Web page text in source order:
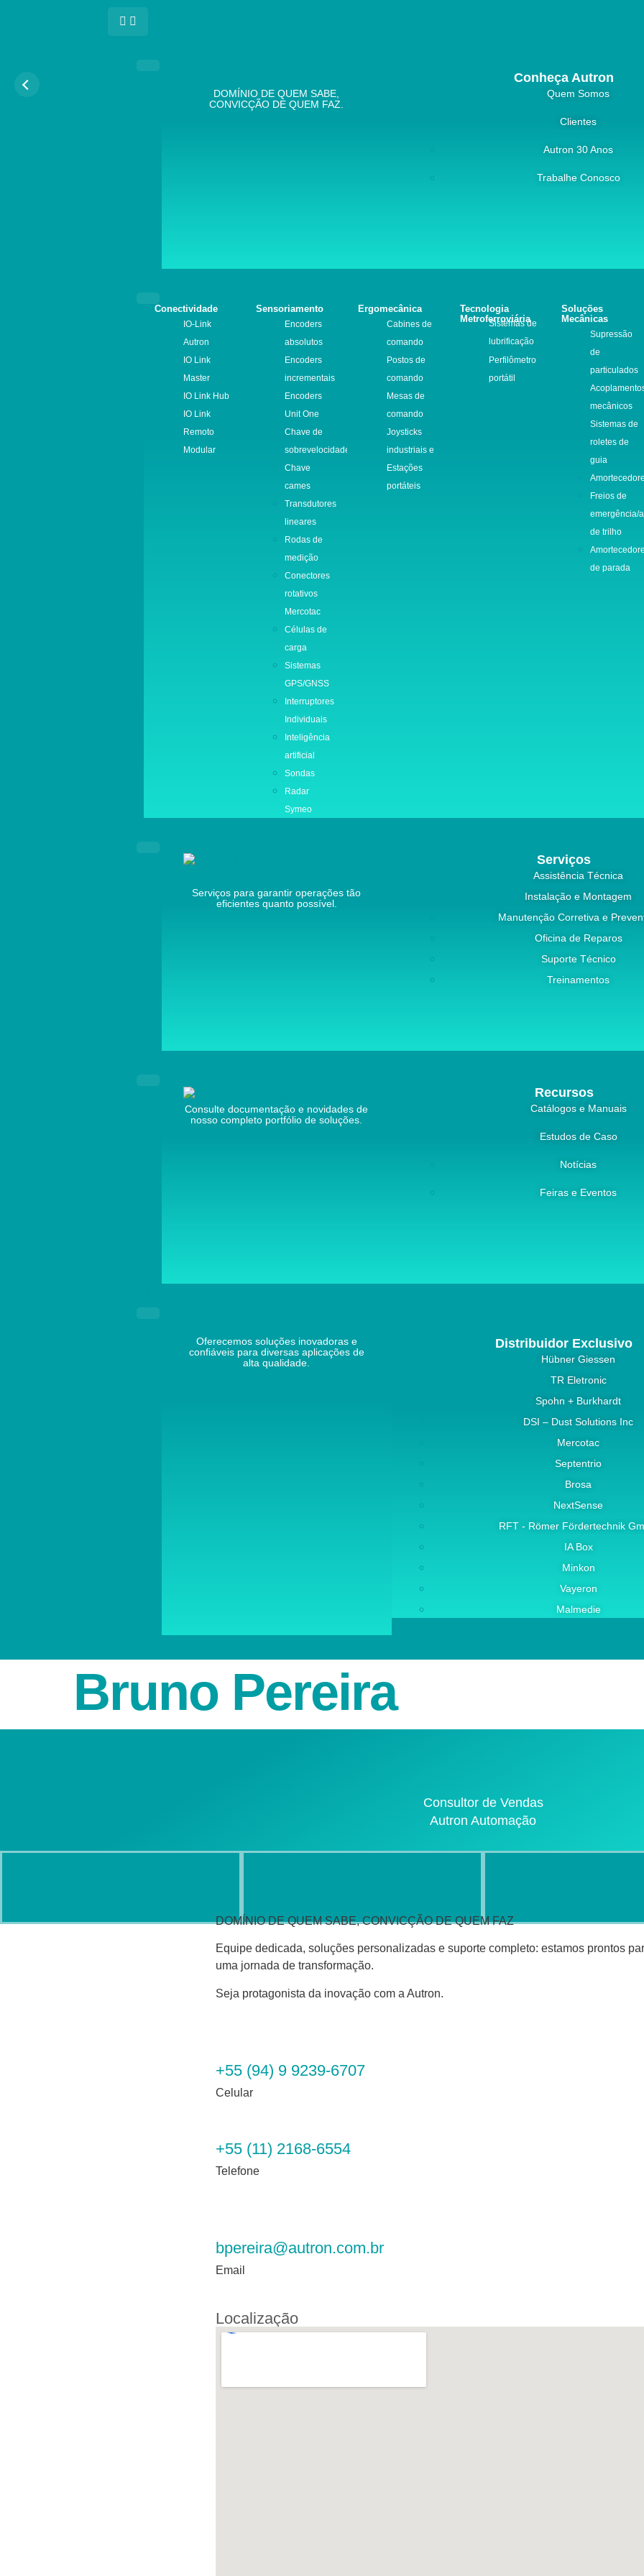
DOMÍNIO DE QUEM SABE,
CONVICÇÃO DE QUEM FAZ.
Conheça Autron
Quem Somos
Clientes
Autron 30 Anos
Trabalhe Conosco
Conectividade
IO-Link
Autron
IO Link
Master
IO Link Hub
IO Link
Remoto
Modular
Sensoriamento
Encoders
absolutos
Encoders
incrementais
Encoders
Unit One
Chave de
sobrevelocidade
Chave
cames
Transdutores
lineares
Rodas de
medição
Conectores
rotativos
Mercotac
Células de
carga
Sistemas
GPS/GNSS
Interruptores
Individuais
Inteligência
artificial
Sondas
Radar
Symeo
Ergomecânica
Cabines de
comando
Postos de
comando
Mesas de
comando
Joysticks
industriais e
Estações
portáteis
Tecnologia
Metroferroviária
Sistemas de
lubrificação
Perfilômetro
portátil
Soluções
Mecânicas
Supressão
de
particulados
mecânicos
Sistemas de
roletes de
guia
Freios de
emergência/
de trilho
de parada
Serviços para garantir operações tão
eficientes quanto possível.
Serviços
Assistência Técnica
Instalação e Montagem
Manutenção Corretiva e
Oficina de Reparos
Suporte Técnico
Treinamentos
Consulte documentação e novidades de
nosso completo portfólio de soluções.
Recursos
Catálogos e Manuais
Estudos de Caso
Notícias
Feiras e Eventos
Oferecemos soluções inovadoras e
confiáveis para diversas aplicações de
alta qualidade.
Distribuidor Exclusivo
Hübner Giessen
TR Eletronic
Spohn + Burkhardt
DSI – Dust Solutions Inc
Mercotac
Septentrio
Brosa
NextSense
RFT - Römer Fördertechnik
IA Box
Minkon
Vayeron
Malmedie
Bruno Pereira
Consultor de Vendas
Autron Automação
DOMÍNIO DE QUEM SABE, CONVICÇÃO DE QUEM FAZ
Equipe dedicada, soluções personalizadas e suporte completo: estamos prontos
uma jornada de transformação.
Seja protagonista da inovação com a Autron.
+55 (94) 9 9239-6707
Celular
+55 (11) 2168-6554
Telefone
bpereira@autron.com.br
Email
Localização